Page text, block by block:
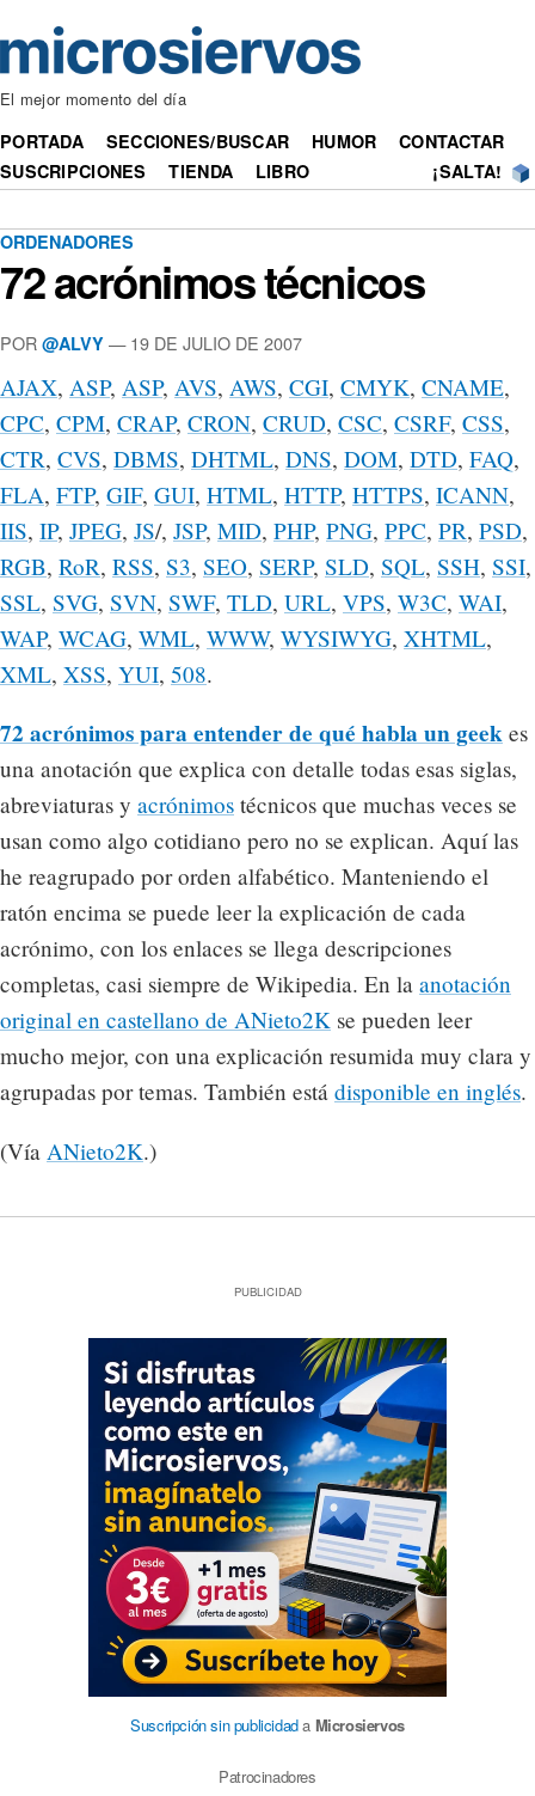
El mejor momento del día
PORTADA SECCIONES/BUSCAR HUMOR
CONTACTAR
SUSCRIPCIONES
TIENDA LIBRO ¡SALTA!
ORDENADORES
72 acrónimos técnicos
POR @ALVY — 19 DE JULIO DE 2007
AJAX, ASP, ASP, AVS, AWS, CGI, CMYK, CNAME,
CPC, CPM, CRAP, CRON, CRUD, CSC, CSRF, CSS,
CTR, CVS, DBMS, DHTML, DNS, DOM, DTD, FAQ,
FLA, FTP, GIF, GUI, HTML, HTTP, HTTPS, ICANN,
IIS, IP, JPEG, JS/, JSP, MID, PHP, PNG, PPC, PR, PSD,
RGB, RoR, RSS, S3, SEO, SERP, SLD, SQL, SSH, SSI,
SSL, SVG, SVN, SWF, TLD, URL, VPS, W3C, WAI,
WAP, WCAG, WML, WWW, WYSIWYG, XHTML,
XML, XSS, YUI, 508.
72 acrónimos para entender de qué habla un geek es
una anotación que explica con detalle todas esas siglas,
abreviaturas y acrónimos técnicos que muchas veces se
usan como algo cotidiano pero no se explican. Aquí las
he reagrupado por orden alfabético. Manteniendo el
ratón encima se puede leer la explicación de cada
acrónimo, con los enlaces se llega descripciones
completas, casi siempre de Wikipedia. En la anotación
original en castellano de ANieto2K se pueden leer
mucho mejor, con una explicación resumida muy clara y
agrupadas por temas. También está disponible en inglés.
(Vía ANieto2K.)
PUBLICIDAD
Suscripción sin publicidada Microsiervos
Patrocinadores